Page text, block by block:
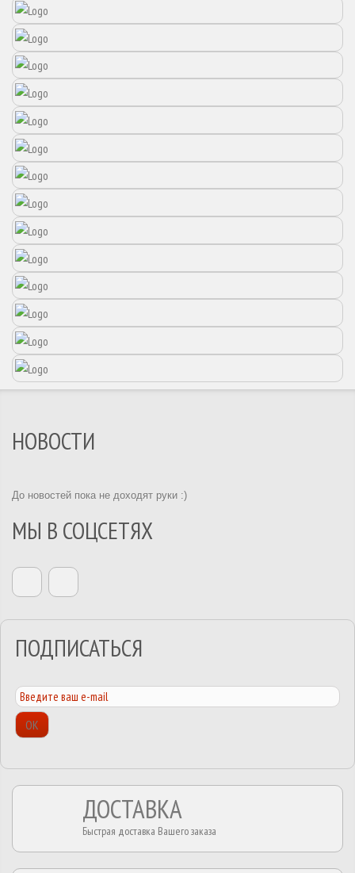
НОВОСТИ
До новостей пока не доходят руки :)
МЫ В СОЦСЕТЯХ
ПОДПИСАТЬСЯ
ОК
ДОСТАВКА
Быстрая доставка Вашего заказа